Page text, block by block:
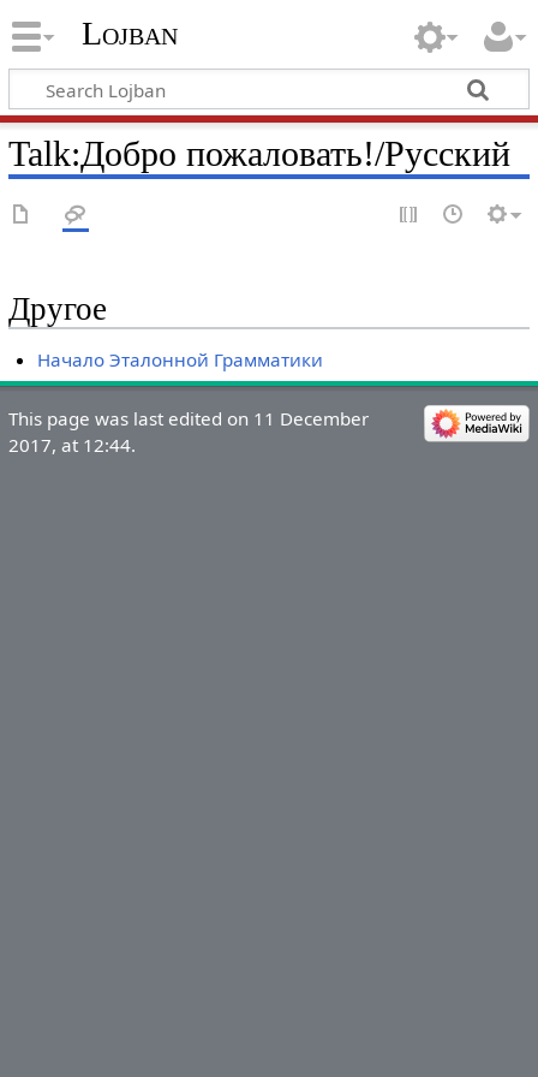
Lojban
Talk:Добро пожаловать!/Русский
Другое
Начало Эталонной Грамматики
This page was last edited on 11 December
2017, at 12:44.